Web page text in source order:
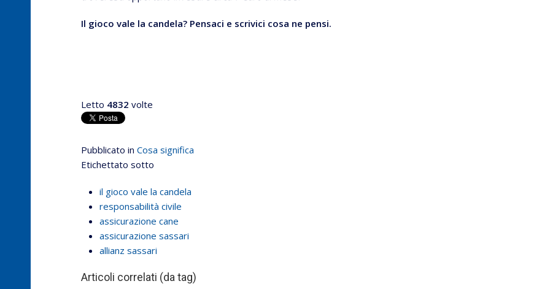
Il gioco vale la candela? Pensaci e scrivici cosa ne pensi.
Letto 4832 volte
Pubblicato in Cosa significa
Etichettato sotto
il gioco vale la candela
responsabilità civile
assicurazione cane
assicurazione sassari
allianz sassari
Articoli correlati (da tag)